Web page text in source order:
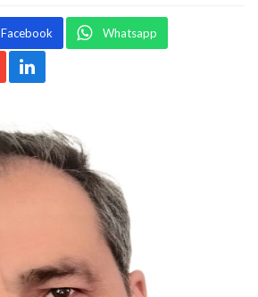
Facebook Whatsapp